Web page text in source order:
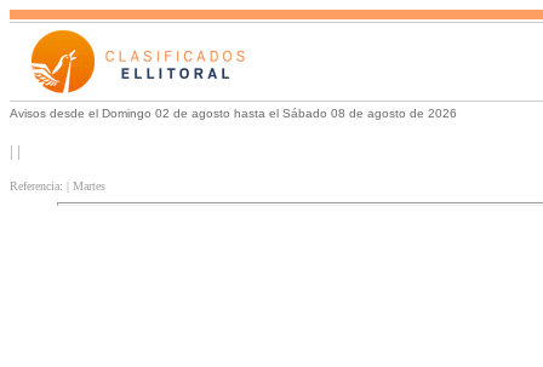
Avisos desde el Domingo 02 de agosto hasta el Sábado 08 de agosto de 2026
| |
Referencia: | Martes